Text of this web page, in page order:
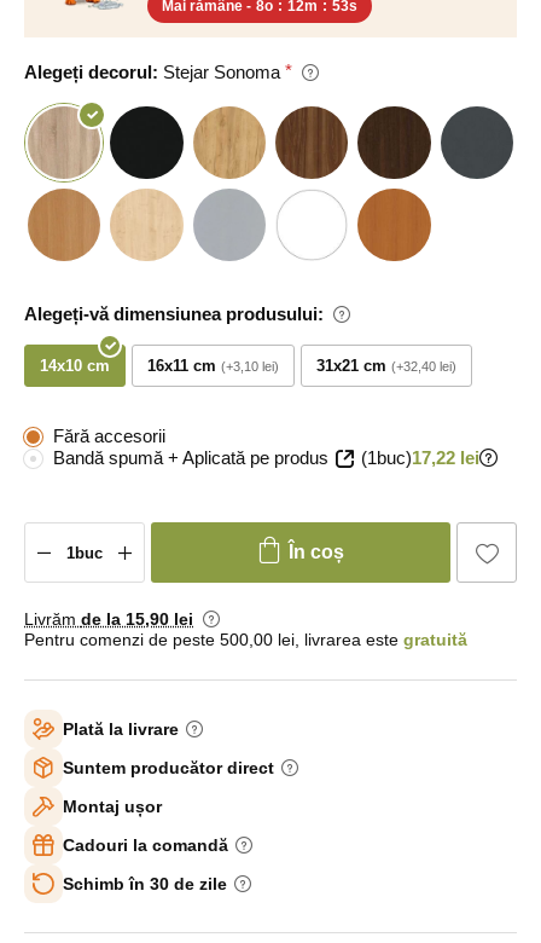
Mai rămâne - 8o : 12m : 52s
Alegeți decorul: Stejar Sonoma
Alegeți-vă dimensiunea produsului:
14x10 cm 16x11 cm +3,10 lei 31x21 cm +32,40 lei
Fără accesorii
Bandă spumă + Aplicată pe produs
(1buc)17,22 lei
În coș
Livrăm de la 15,90 lei
Pentru comenzi de peste 500,00 lei, livrarea este gratuită
Plată la livrare
Suntem producător direct
Montaj ușor
Cadouri la comandă
Schimb în 30 de zile